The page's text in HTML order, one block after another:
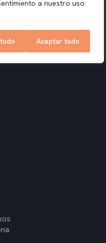
a nuestro uso
Aceptar todo